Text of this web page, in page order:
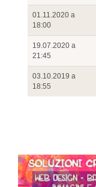
01.11.2020 a
18:00
19.07.2020 a
21:45
03.10.2019 a
18:55